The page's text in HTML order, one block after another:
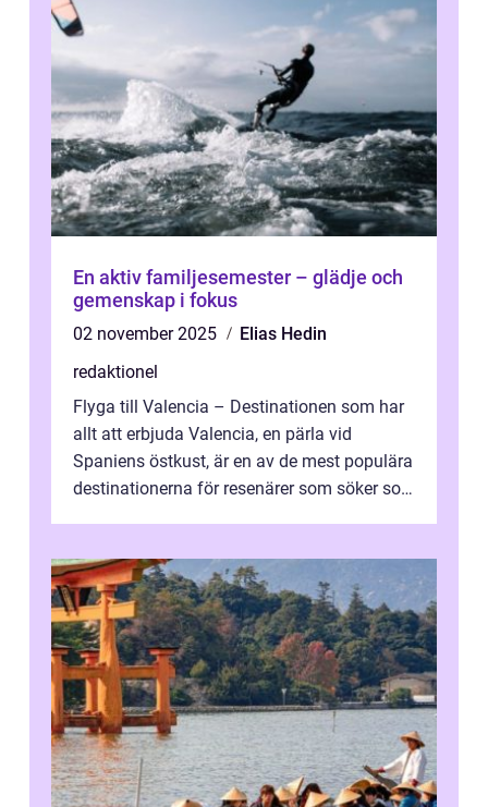
En aktiv familjesemester – glädje och
gemenskap i fokus
02 november 2025
Elias Hedin
redaktionel
Flyga till Valencia – Destinationen som har
allt att erbjuda Valencia, en pärla vid
Spaniens östkust, är en av de mest populära
destinationerna för resenärer som söker sol,